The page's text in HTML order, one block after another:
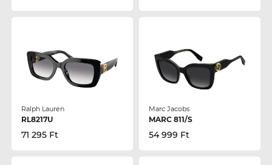
Ralph Lauren
RL8217U
71 295 Ft
Marc Jacobs
MARC 811/S
54 999 Ft